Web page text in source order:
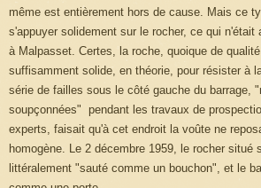
même est entièrement hors de cause. Mais ce
s'appuyer solidement sur le rocher, ce qui n'était
à Malpasset. Certes, la roche, quoique de
suffisamment solide, en théorie, pour résister à
série de failles sous le côté gauche du barrage,
soupçonnées" pendant les travaux de
experts, faisait qu'à cet endroit la voûte ne
homogène. Le 2 décembre 1959, le rocher situé
littéralement "sauté comme un bouchon", et le